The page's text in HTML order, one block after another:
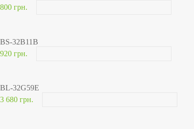
800 грн.
BS-32B11B
920 грн.
BL-32G59E
3 680 грн.